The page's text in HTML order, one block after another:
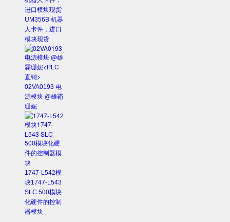
UM356B 机器
人卡件，进口
模块现货
02VA0193 电
源模块 @雄霸
珊妮
1747-L542模
块1747-L543
SLC 500模块
化硬件的控制
器模块